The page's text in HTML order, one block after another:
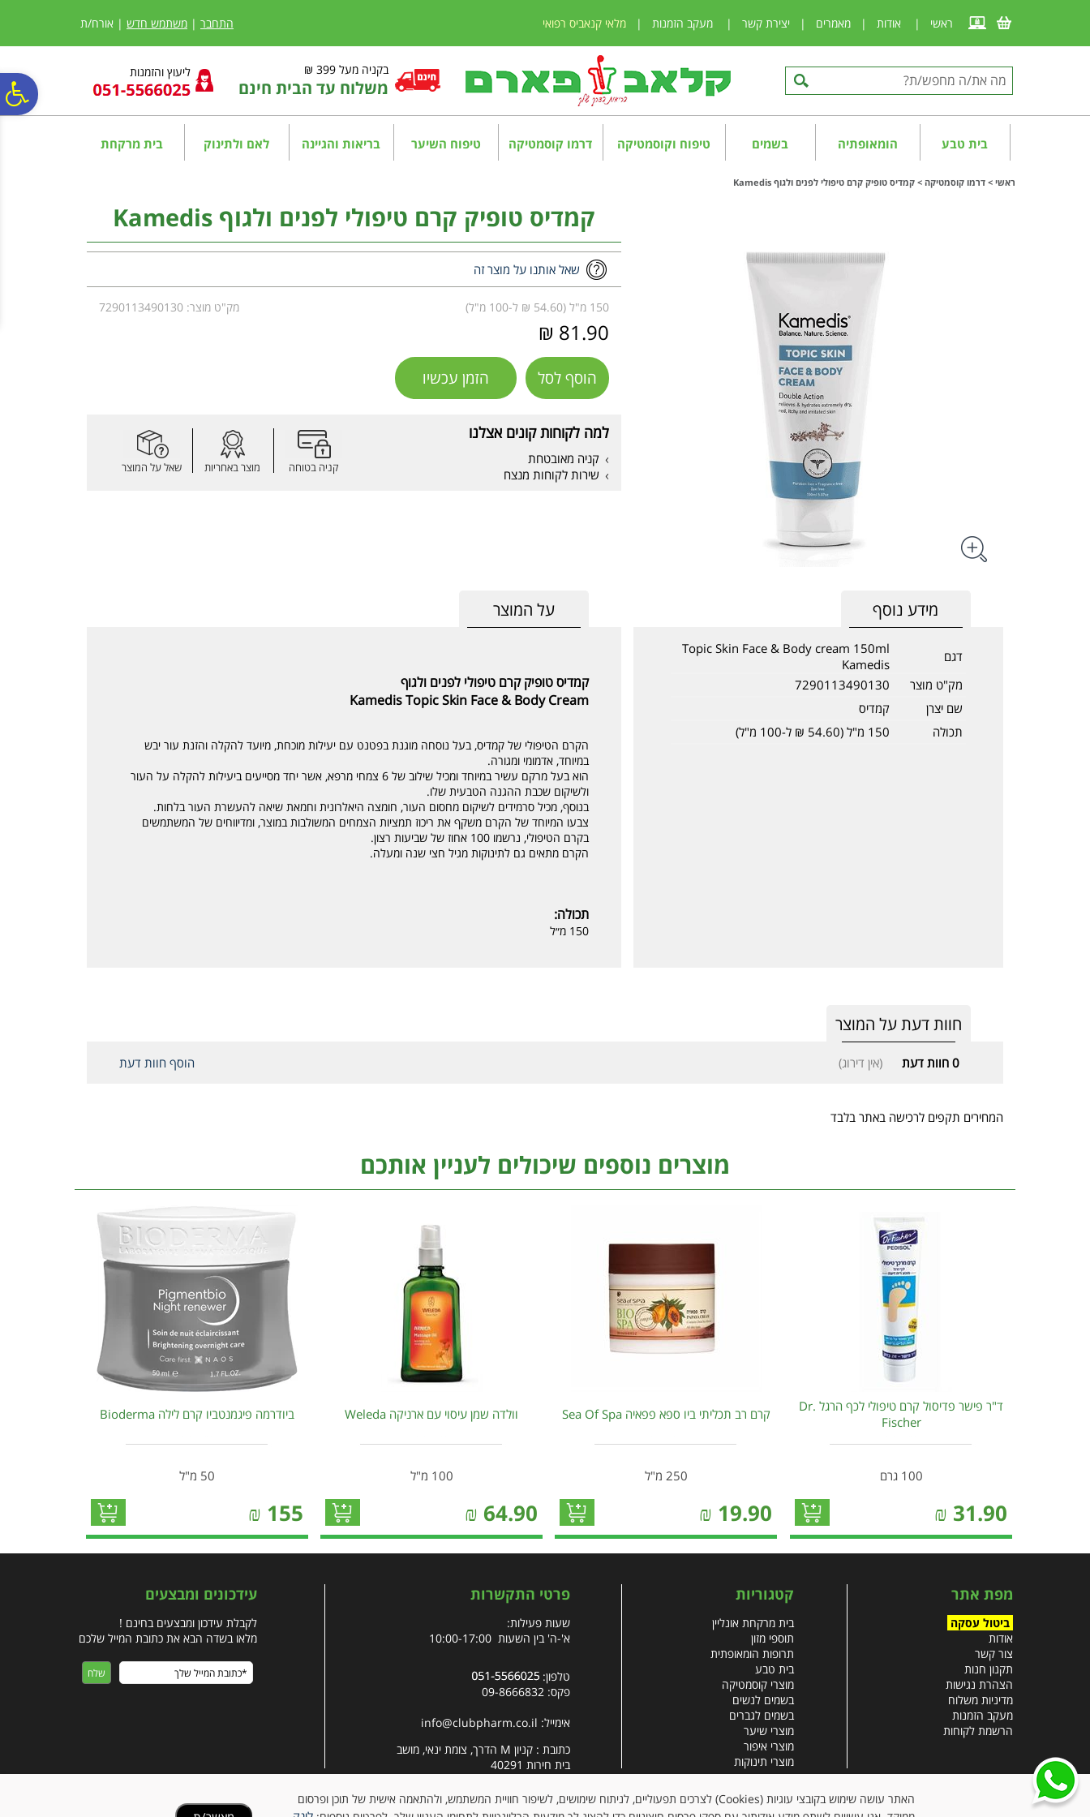
נגישות
אתר
המרכזי
ראשי | אודות | מאמרים | יצירת קשר | מעקב הזמנות | מלאי קנאביס רפואי התחבר | משתמש חדש | אורח/ת
בקניה מעל 399 ₪
משלוח עד הבית חינם
ליעוץ והזמנות
בית טבע הומאופתיה בשמים טיפוח וקוסמטיקה דרמו קוסמטיקה טיפוח השיער בריאות והגיינה לאם ולתינוק בית מרקחת
ראשי > דרמו קוסמטיקה > קמדיס טופיק קרם טיפולי לפנים ולגוף Kamedis
קמדיס טופיק קרם טיפולי לפנים ולגוף Kamedis
שאל אותנו על מוצר זה
150 מ"ל (54.60 ₪ ל-100 מ"ל) מק"ט מוצר: 7290113490130
81.90 ₪
הוסף לסל הזמן עכשיו
למה לקוחות קונים אצלנו
קניה מאובטחת
שירות לקוחות מנצח
קניה בטוחה מוצר באחריות שאל על המוצר
על המוצר
קמדיס טופיק קרם טיפולי לפנים ולגוף
Kamedis Topic Skin Face & Body Cream
הקרם הטיפולי של קמדיס, בעל נוסחה מוגנת בפטנט עם יעילות מוכחת, מיועד להקלה והזנת עור יבש
במיוחד, אדמומי ומגורה.
הוא בעל מרקם עשיר במיוחד ומכיל שילוב של 6 צמחי מרפא, אשר יחד מסייעים ביעילות להקלה על העור
ולשיקום שכבת ההגנה הטבעית שלו.
בנוסף, מכיל סרמידים לשיקום מחסום העור, חומצה היאלרונית וחמאת שיאה להעשרת העור בלחות.
צבעו המיוחד של הקרם משקף את ריכוז תמציות הצמחים המשולבות במוצר, ומדיווחים של המשתמשים
בקרם הטיפולי, נרשמו 100 אחוז של שביעות רצון.
הקרם מתאים גם לתינוקות מגיל חצי שנה ומעלה.
תכולה:
150 מ״ל
מידע נוסף
דגם
Topic Skin Face & Body cream 150ml
Kamedis
מק"ט מוצר
7290113490130
שם יצרן
קמדיס
תכולה
150 מ"ל (54.60 ₪ ל-100 מ"ל)
חוות דעת על המוצר
0 חוות דעת (אין דירוג) הוסף חוות דעת
המחירים תקפים לרכישה באתר בלבד
מוצרים נוספים שיכולים לעניין אותכם
ד"ר פישר פדיסול קרם טיפולי לכף הרגל Dr.
Fischer
100 גרם
31.90
₪
קרם רב תכליתי ביו ספא פפאיה Sea Of Spa
250 מ"ל
19.90
₪
וולדה שמן עיסוי עם ארניקה Weleda
100 מ"ל
64.90
₪
ביודרמה פיגמנטביו קרם לילה Bioderma
50 מ"ל
155
₪
מפת אתר
ביטול עסקה
אודות
צור קשר
תקנון חנות
הצהרת נגישות
מדיניות משלוח
מעקב הזמנות
הרשמת לקוחות
קטגוריות
בית מרקחת אונליין
תוספי מזון
תרופות הומאופתית
בית טבע
מוצרי קוסמטיקה
בשמים לנשים
בשמים לגברים
מוצרי שיער
מוצרי איפור
מוצרי תינוקות
צבעי שיער
עזרים רפואיים
פרטי התקשרות
שעות פעילות:
א'-ה' בין השעות 10:00-17:00
טלפון:
פקס: 09-8666832
אימייל: info@clubpharm.co.il
כתובת : קניון M הדרך, צומת ינאי, מושב
בית חירות 40291
עידכונים ומבצעים
לקבלת עידכון ומבצעים בחינם !
מלאו בשדה הבא את כתובת המייל שלכם
האתר עושה שימוש בקובצי עוגיות (Cookies) לצרכים תפעוליים, לניתוח שימושים, לשיפור חוויית המשתמש, ולהתאמה אישית של תוכן ופרסום